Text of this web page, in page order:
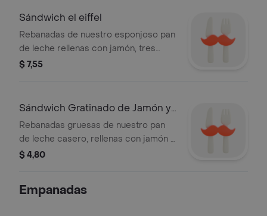
Sándwich el eiffel
Rebanadas de nuestro esponjoso pan
de leche rellenas con jamón, tres
tipos de queso y una cremosa salsa
$ 7,55
Sándwich Gratinado de Jamón y
Queso
Rebanadas gruesas de nuestro pan
de leche casero, rellenas con jamón y
queso derretido.
$ 4,80
Empanadas